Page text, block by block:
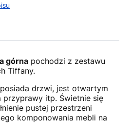
górna pochodzi z zestawu
Tiffany.
drzwi, jest otwartym
przyprawy itp. Świetnie się
pustej przestrzeni
komponowania mebli na